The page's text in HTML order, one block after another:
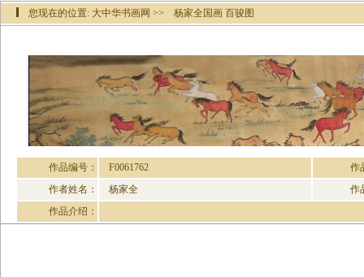
您现在的位置: 大中华书画网 >> 杨家全国画 百骏图
作品编号： F0061762
作
作者姓名：
杨家全
作
作品介绍：